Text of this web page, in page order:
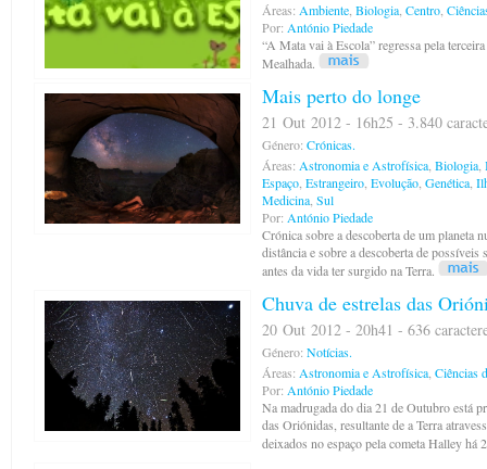
Áreas: Ambiente Biologia Centro
Por: António Piedade
“A Mata vai à Escola” regressa pela
Mealhada.
Mais perto do longe
21 Out 2012 - 16h25 - 3.840
Género: Crónicas.
Áreas: Astronomia e Astrofísica Biologia
Espaço Estrangeiro Evolução Genética
Medicina Sul
Por: António Piedade
Crónica sobre a descoberta de um planeta
distância e sobre a descoberta de
antes da vida ter surgido na Terra.
Chuva de estrelas das
20 Out 2012 - 20h41 - 636
Género: Notícias.
Áreas: Astronomia e Astrofísica Ciências
Por: António Piedade
Na madrugada do dia 21 de Outubro está
das Oriónidas, resultante de a Terra
deixados no espaço pela cometa Halley há